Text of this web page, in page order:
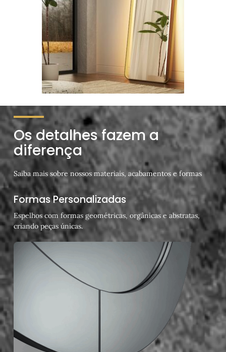
Os detalhes fazem a
diferença
Saiba mais sobre nossos materiais, acabamentos e formas
Formas Personalizadas
Espelhos com formas geométricas, orgânicas e abstratas,
criando peças únicas.